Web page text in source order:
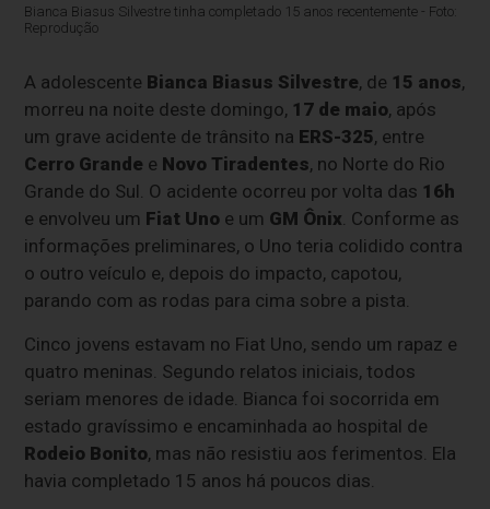
Bianca Biasus Silvestre tinha completado 15 anos recentemente - Foto:
Reprodução
A adolescente Bianca Biasus Silvestre, de 15 anos,
morreu na noite deste domingo, 17 de maio, após
um grave acidente de trânsito na ERS-325, entre
Cerro Grande e Novo Tiradentes, no Norte do Rio
Grande do Sul. O acidente ocorreu por volta das 16h
e envolveu um Fiat Uno e um GM Ônix. Conforme as
informações preliminares, o Uno teria colidido contra
o outro veículo e, depois do impacto, capotou,
parando com as rodas para cima sobre a pista.
Cinco jovens estavam no Fiat Uno, sendo um rapaz e
quatro meninas. Segundo relatos iniciais, todos
seriam menores de idade. Bianca foi socorrida em
estado gravíssimo e encaminhada ao hospital de
Rodeio Bonito, mas não resistiu aos ferimentos. Ela
havia completado 15 anos há poucos dias.